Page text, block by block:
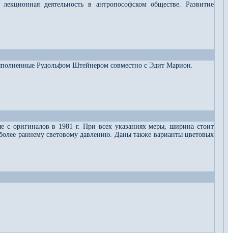
деятельность в антропософском обществе. Развитие
Рудольфом Штейнером совместно с Эдит Марион.
с оригиналов в 1981 г. При всех указаниях меры, ширина стоит
раннему световому давлению. Даны также варианты цветовых